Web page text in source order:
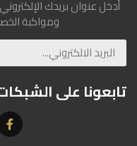
أدخل عنوان بريدك الإلكتروني
ومواكبة
البريد الالكتروني
تابعونا على